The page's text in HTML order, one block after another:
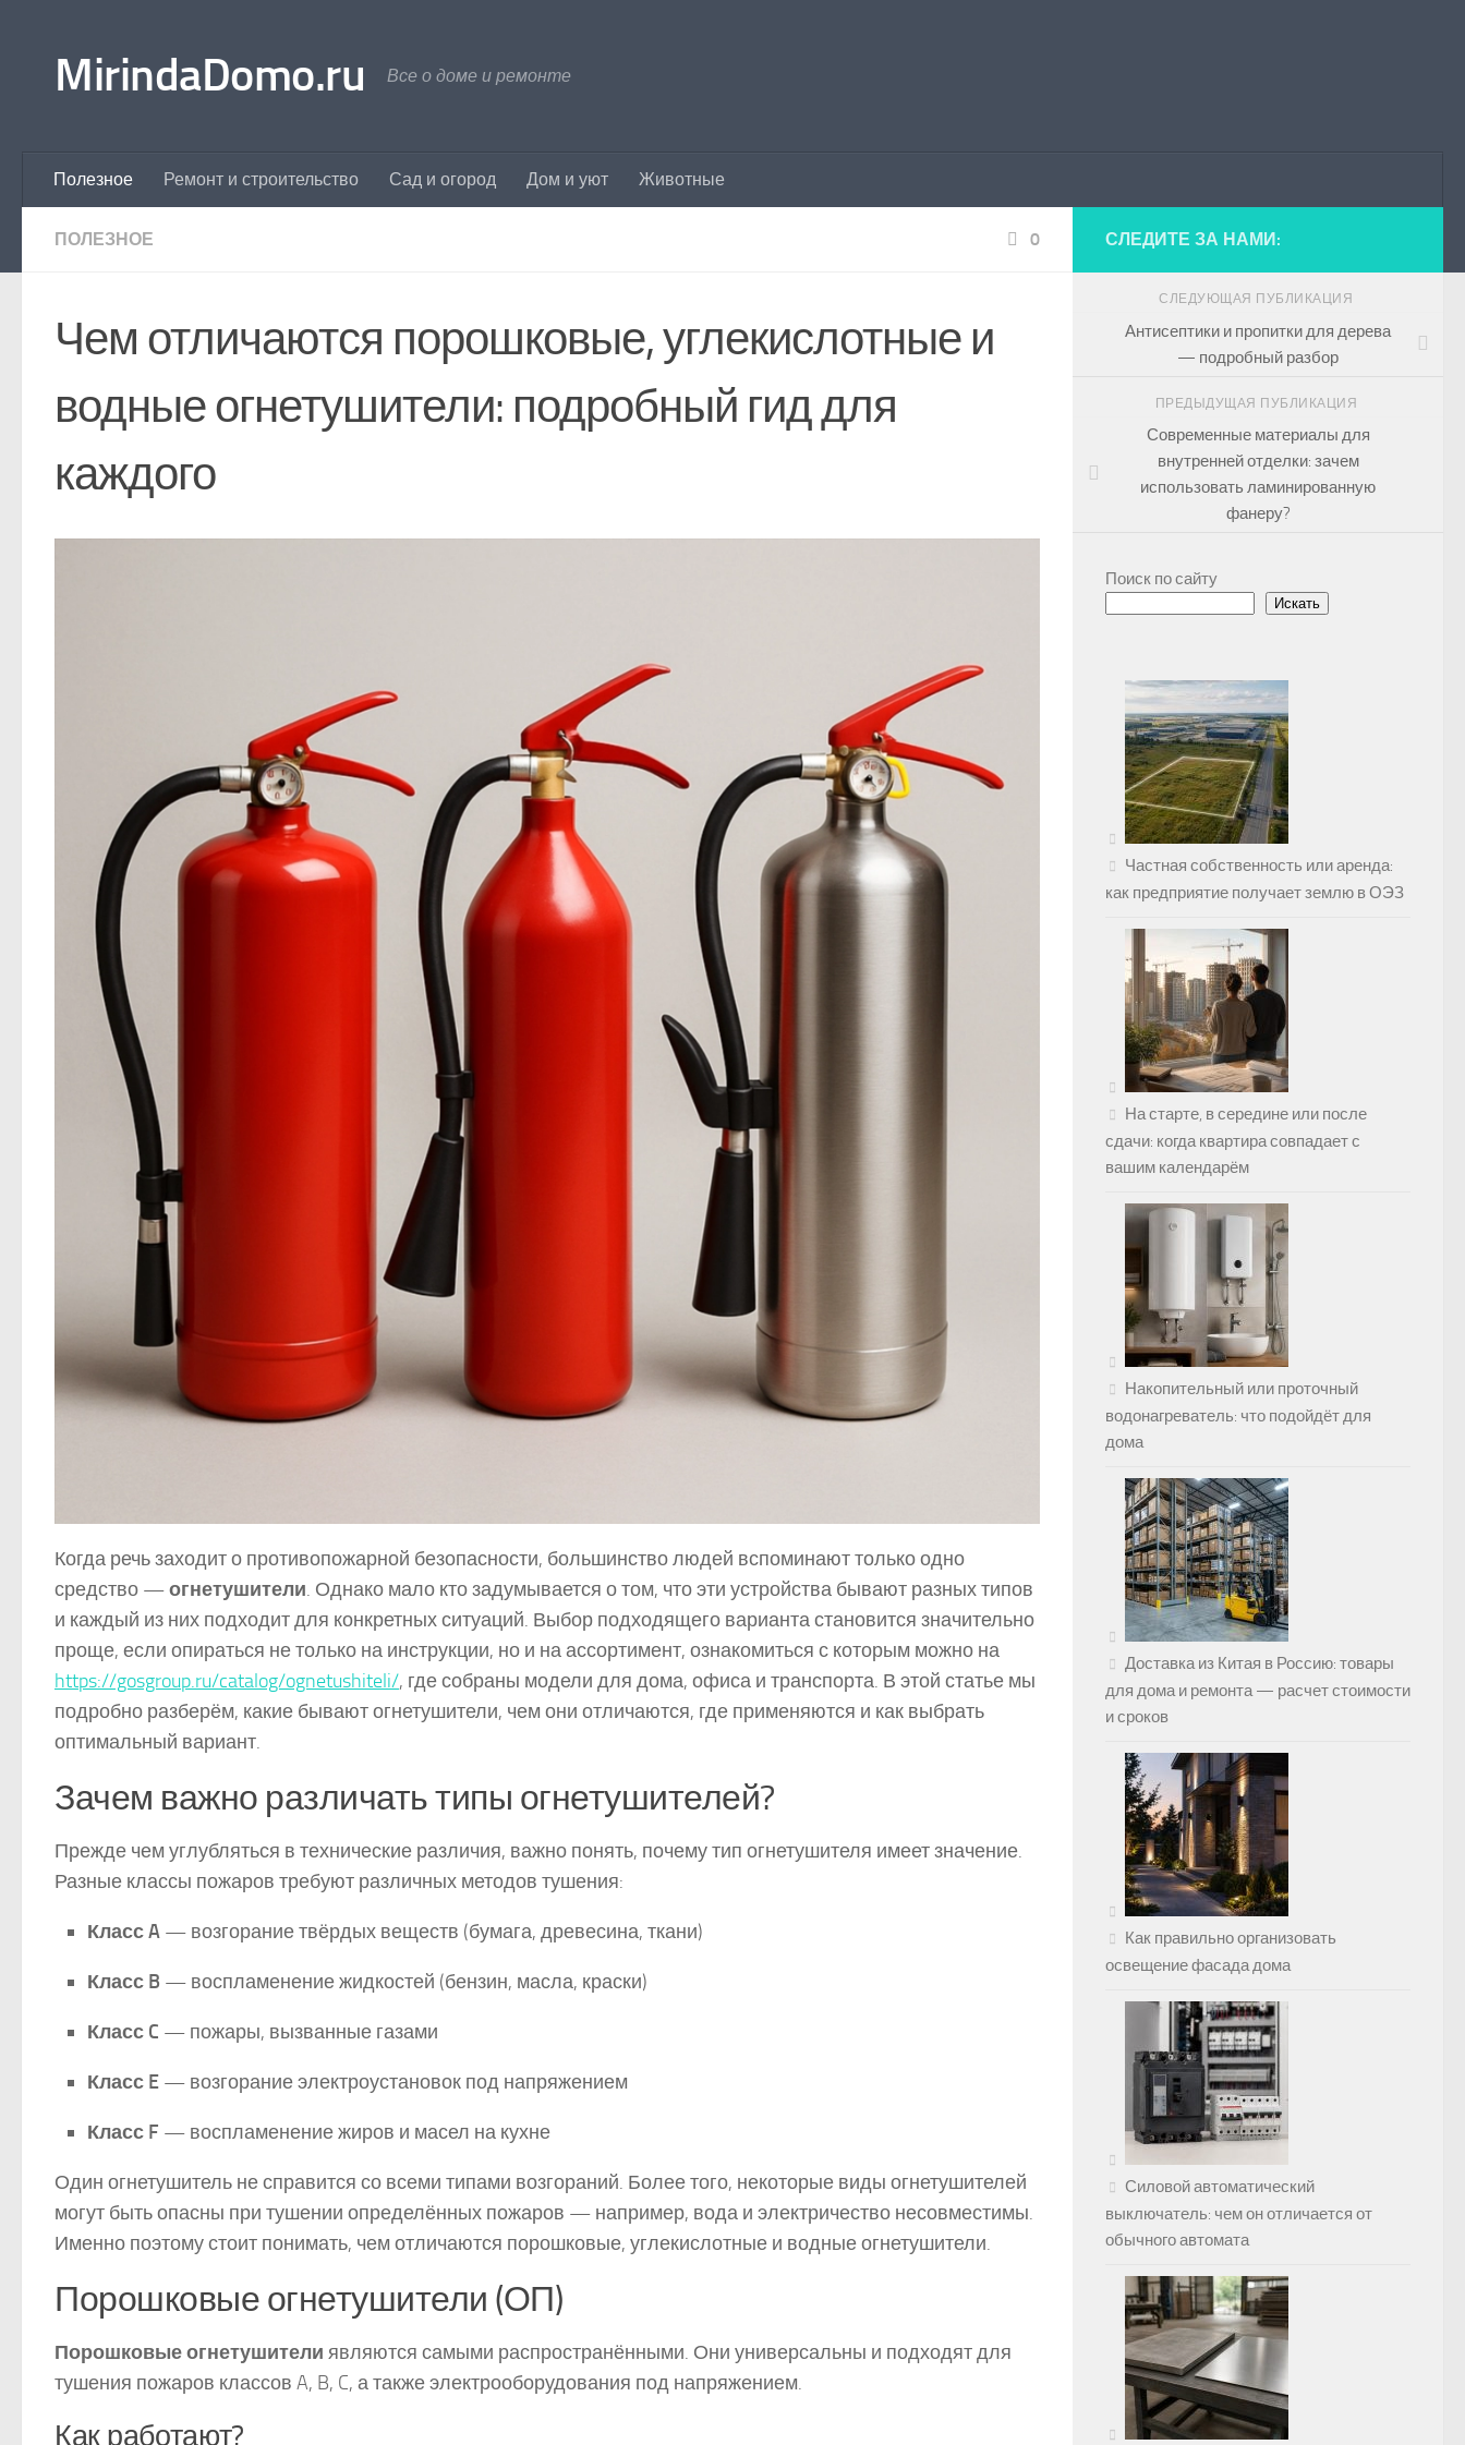
MirindaDomo.ru Все о доме и ремонте
Полезное Ремонт и строительство Сад и огород Дом и уют Животные
ПОЛЕЗНОЕ 0
Чем отличаются порошковые, углекислотные и
водные огнетушители: подробный гид для
каждого
Когда речь заходит о противопожарной безопасности, большинство людей вспоминают только одно
средство —огнетушители. Однако мало кто задумывается о том, что эти устройства бывают разных типов
и каждый из них подходит для конкретных ситуаций. Выбор подходящего варианта становится значительно
проще, если опираться не только на инструкции, но и на ассортимент, ознакомиться с которым можно на
https://gosgroup.ru/catalog/ognetushiteli/, где собраны модели для дома, офиса и транспорта. В этой статье мы
подробно разберём, какие бывают огнетушители, чем они отличаются, где применяются и как выбрать
оптимальный вариант.
Зачем важно различать типы огнетушителей?
Прежде чем углубляться в технические различия, важно понять, почему тип огнетушителя имеет значение.
Разные классы пожаров требуют различных методов тушения:
Класс A — возгорание твёрдых веществ (бумага, древесина, ткани)
Класс B — воспламенение жидкостей (бензин, масла, краски)
Класс C — пожары, вызванные газами
Класс E — возгорание электроустановок под напряжением
Класс F — воспламенение жиров и масел на кухне
Один огнетушитель не справится со всеми типами возгораний. Более того, некоторые виды огнетушителей
могут быть опасны при тушении определённых пожаров — например, вода и электричество несовместимы.
Именно поэтому стоит понимать, чем отличаются порошковые, углекислотные и водные огнетушители.
Порошковые огнетушители (ОП)
Порошковые огнетушители являются самыми распространёнными. Они универсальны и подходят для
тушения пожаров классов A, B, C, а также электрооборудования под напряжением.
Как работают?
СЛЕДИТЕ ЗА НАМИ:
СЛЕДУЮЩАЯ ПУБЛИКАЦИЯ
Антисептики и пропитки для дерева
— подробный разбор
ПРЕДЫДУЩАЯ ПУБЛИКАЦИЯ
Современные материалы для
внутренней отделки: зачем
использовать ламинированную
фанеру?
Поиск по сайту
Искать
Частная собственность или аренда:
как предприятие получает землю в ОЭЗ
На старте, в середине или после
сдачи: когда квартира совпадает с
вашим календарём
Накопительный или проточный
водонагреватель: что подойдёт для
дома
Доставка из Китая в Россию: товары
для дома и ремонта — расчет стоимости
и сроков
Как правильно организовать
освещение фасада дома
Силовой автоматический
выключатель: чем он отличается от
обычного автомата